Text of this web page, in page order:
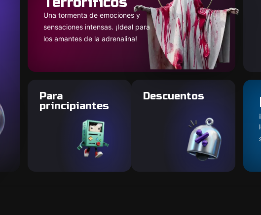
Una tormenta de emociones y
sensaciones intensas. ¡Ideal para
los amantes de la adrenalina!
Para
principiantes
Descuentos